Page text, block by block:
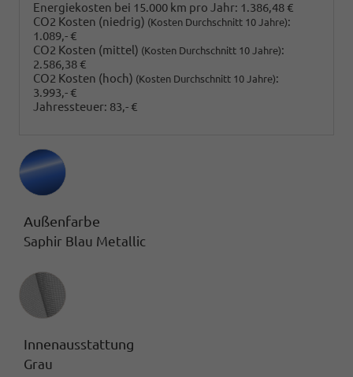
Energiekosten bei 15.000 km pro Jahr: 1.386,48 €
CO2 Kosten (niedrig) (Kosten Durchschnitt 10 Jahre):
1.089,- €
CO2 Kosten (mittel) (Kosten Durchschnitt 10 Jahre):
2.586,38 €
CO2 Kosten (hoch) (Kosten Durchschnitt 10 Jahre):
3.993,- €
Jahressteuer: 83,- €
Außenfarbe
Saphir Blau Metallic
Innenausstattung
Innenausstattung
Grau